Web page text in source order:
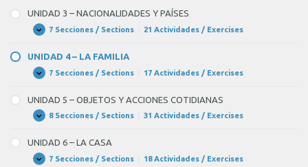
–
SALUDOS
UNIDAD 3 – NACIONALIDADES Y PAÍSES
Expandir
UNIDAD
–
NACIONALIDADES
Y
PAÍSES
7 Secciones / Sections 21 Actividades / Exercises
UNIDAD 4 – LA FAMILIA
Expandir
UNIDAD
–
LA
FAMILIA
7 Secciones / Sections 17 Actividades / Exercises
UNIDAD 5 – OBJETOS Y ACCIONES COTIDIANAS
Expandir
UNIDAD
–
OBJETOS
Y
8 Secciones / Sections 31 Actividades / Exercises
UNIDAD 6 – LA CASA
Expandir
UNIDAD7 Secciones / Sections 18 Actividades / Exercises